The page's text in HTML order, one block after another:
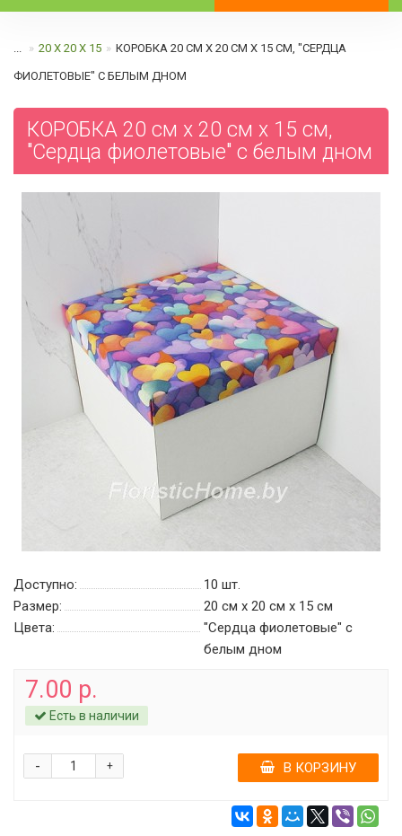
... 20 Х 20 Х 15 КОРОБКА 20 СМ Х 20 СМ Х 15 СМ, "СЕРДЦА
ФИОЛЕТОВЫЕ" C БЕЛЫМ ДНОМ
КОРОБКА 20 см х 20 см х 15 см,
"Сердца фиолетовые" c белым дном
Доступно: 10 шт.
Размер:
20 см х 20 см х 15 см
Цвета:
"Сердца фиолетовые" c
белым дном
7.00 р.
Есть в наличии
+
- В КОРЗИНУ